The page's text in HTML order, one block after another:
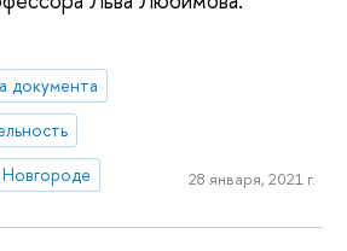
документа
28 января, 2021 г.